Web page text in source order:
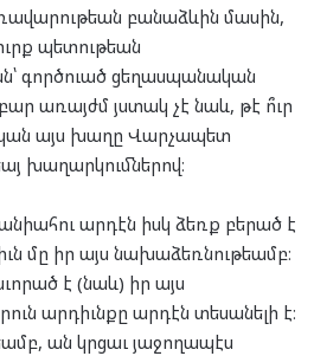
բանաձևին մասին,
պետութեան
գործուած ցեղասպանական
առայժմ յստակ չէ նաև, թէ ո՞ւր
այս խաղը Վարչապետ
խաղարկումներով։
արդէն իսկ ձեռք բերած է
մը իր այս նախաձեռնութեամբ։
է (նաև) իր այս
արդիւնքը արդէն տեսանելի է։
ան կրցաւ յաջողապէս